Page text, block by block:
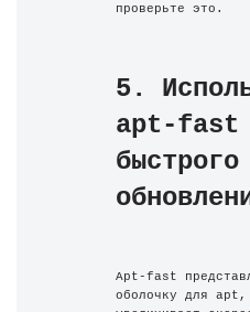
проверьте это.
5.
apt-fast
быстрого
Apt-fast
оболочку для apt,